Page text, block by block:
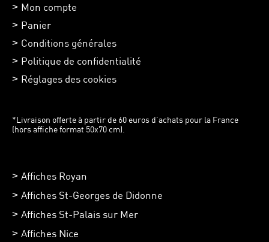
Mon compte
Panier
Conditions générales
Politique de confidentialité
Réglages des cookies
*Livraison offerte à partir de 60 euros d’achats pour la France
(hors affiche format 50x70 cm).
Affiches Royan
Affiches St-Georges de Didonne
Affiches St-Palais sur Mer
Affiches Nice